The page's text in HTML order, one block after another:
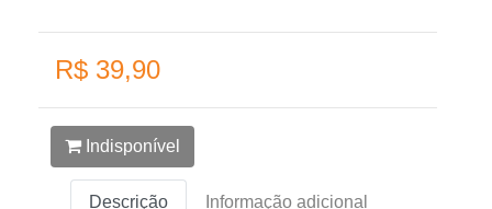
R$ 39,90
Indisponível
Descrição Informação adicional